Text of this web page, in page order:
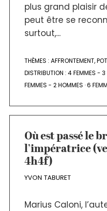
plus grand plaisir
peut être se
surtout,...
THÈMES : AFFRONTEMENT,
DISTRIBUTION : 4 FEMMES - 3
FEMMES - 2 HOMMES ·6
Où est passé le
l’impératrice
4h4f)
YVON TABURET
Marius Caloni,